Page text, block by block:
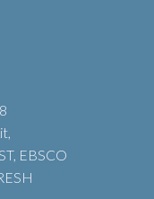
EBSCO